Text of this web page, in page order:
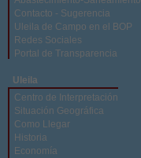
Contacto - Sugerencia
Uleila de Campo en el BOP
Redes Sociales
Portal de Transparencia
Uleila
Centro de Interpretación
Situación Geográfica
Como Llegar
Historia
Economía